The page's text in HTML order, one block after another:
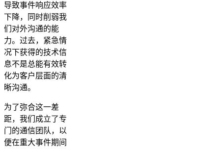
导致事件响应效率
下降，同时削弱我
们对外沟通的能
力。过去，紧急情
况下获得的技术信
息不是总能有效转
化为客户层面的清
晰沟通。
为了弥合这一差
距，我们成立了专
门的通信团队，以
便在重大事件期间